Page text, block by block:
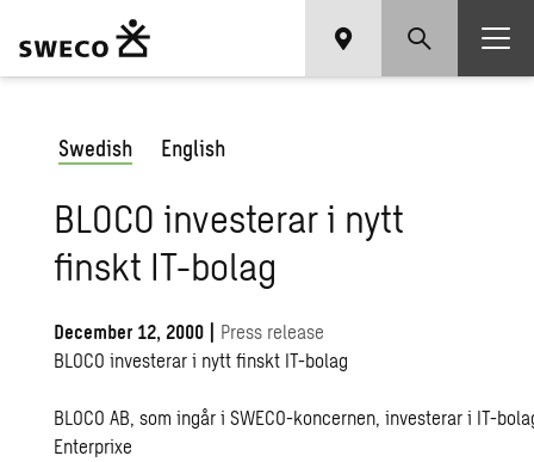
Swedish English
BLOCO investerar i nytt
finskt IT-bolag
December 12, 2000 | Press release
BLOCO investerar i nytt finskt IT-bolag
BLOCO AB, som ingår i SWECO-koncernen, investerar i IT-
Enterprixe